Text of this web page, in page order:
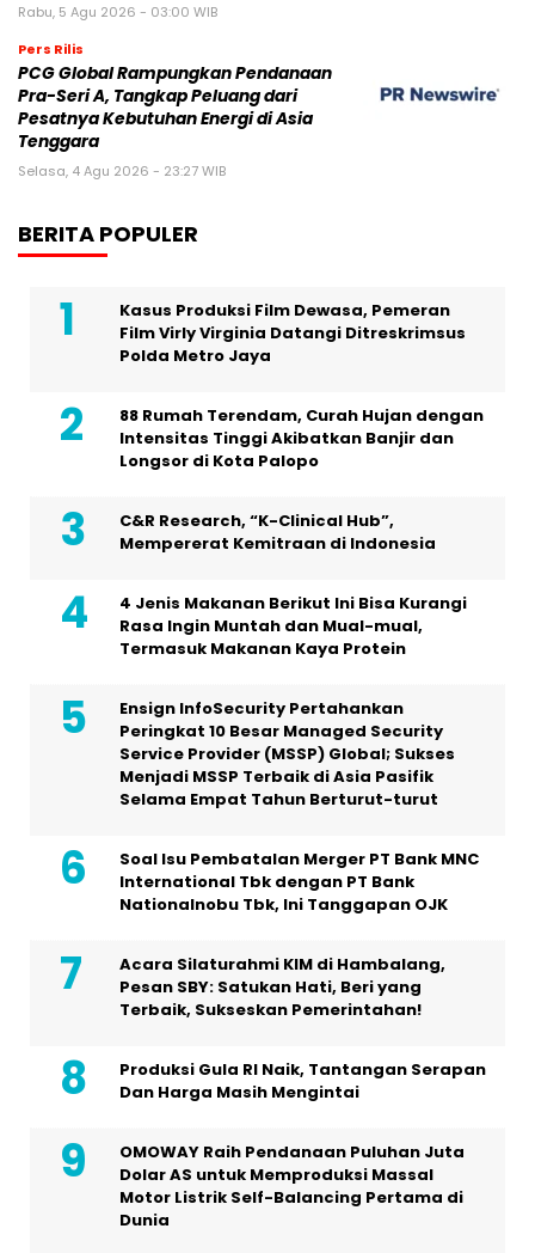
Rabu, 5 Agu 2026 - 03:00 WIB
Pers Rilis
PCG Global Rampungkan Pendanaan
Pra-Seri A, Tangkap Peluang dari
Pesatnya Kebutuhan Energi di Asia
Tenggara
Selasa, 4 Agu 2026 - 23:27 WIB
BERITA POPULER
Kasus Produksi Film Dewasa, Pemeran
Film Virly Virginia Datangi Ditreskrimsus
Polda Metro Jaya
88 Rumah Terendam, Curah Hujan dengan
Intensitas Tinggi Akibatkan Banjir dan
Longsor di Kota Palopo
C&R Research, “K-Clinical Hub”,
Mempererat Kemitraan di Indonesia
4 Jenis Makanan Berikut Ini Bisa Kurangi
Rasa Ingin Muntah dan Mual-mual,
Termasuk Makanan Kaya Protein
Ensign InfoSecurity Pertahankan
Peringkat 10 Besar Managed Security
Service Provider (MSSP) Global; Sukses
Menjadi MSSP Terbaik di Asia Pasifik
Selama Empat Tahun Berturut-turut
Soal Isu Pembatalan Merger PT Bank MNC
International Tbk dengan PT Bank
Nationalnobu Tbk, Ini Tanggapan OJK
Acara Silaturahmi KIM di Hambalang,
Pesan SBY: Satukan Hati, Beri yang
Terbaik, Sukseskan Pemerintahan!
Produksi Gula RI Naik, Tantangan Serapan
Dan Harga Masih Mengintai
OMOWAY Raih Pendanaan Puluhan Juta
Dolar AS untuk Memproduksi Massal
Motor Listrik Self-Balancing Pertama di
Dunia